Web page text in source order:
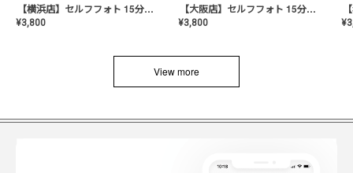
【横浜店】セルフフォト 15分撮り放題プラン
¥3,800
【大阪店】セルフフォト 15分撮り放題プラン
¥3,800 ¥
View more